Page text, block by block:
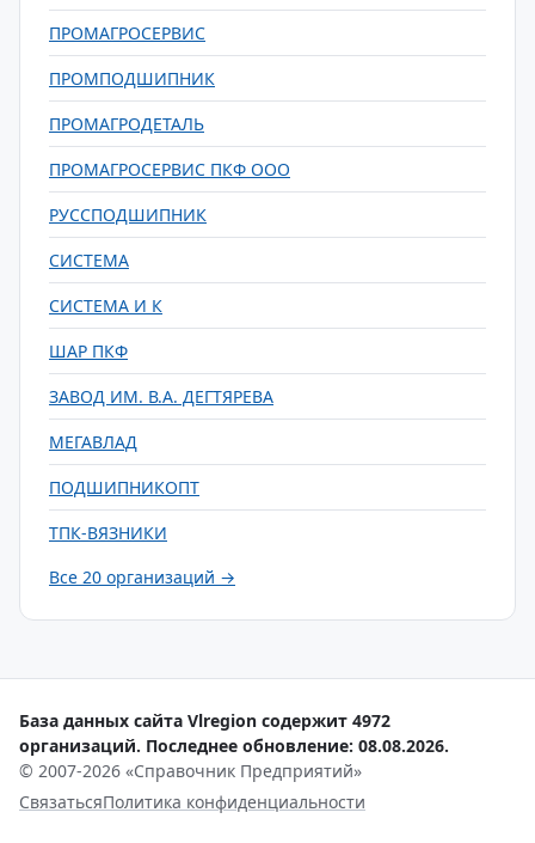
ПРОМАГРОСЕРВИС
ПРОМПОДШИПНИК
ПРОМАГРОДЕТАЛЬ
ПРОМАГРОСЕРВИС ПКФ ООО
РУССПОДШИПНИК
СИСТЕМА
СИСТЕМА И К
ШАР ПКФ
ЗАВОД ИМ. В.А. ДЕГТЯРЕВА
МЕГАВЛАД
ПОДШИПНИКОПТ
ТПК-ВЯЗНИКИ
Все 20 организаций →
База данных сайта Vlregion содержит 4972
организаций. Последнее обновление: 08.08.2026.
© 2007-2026 «Справочник Предприятий»
СвязатьсяПолитика конфиденциальности